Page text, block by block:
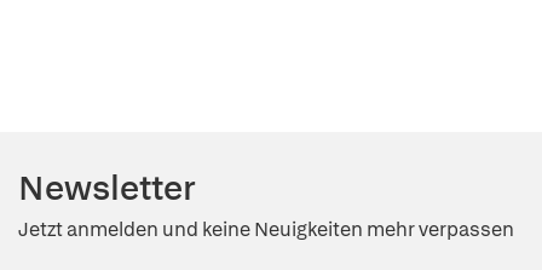
Newsletter
Jetzt anmelden und keine Neuigkeiten mehr verpassen